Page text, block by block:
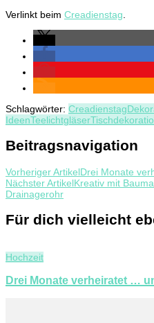
Verlinkt beim Creadienstag
Schlagwörter: Creadienstag
IdeenTeelichtgläser
Beitragsnavigation
Vorheriger ArtikelDrei Monate
Nächster ArtikelKreativ mit
Drainagerohr
Für dich vielleicht
Hochzeit
Drei Monate verheiratet …